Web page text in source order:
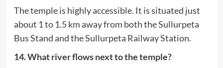
The temple is highly accessible. It is situated just
about 1 to 1.5 km away from both the Sullurpeta
Bus Stand and the Sullurpeta Railway Station.
14. What river flows next to the temple?